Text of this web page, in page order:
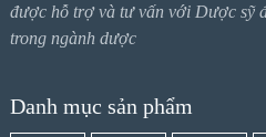
được hỗ trợ và tư vấn với Dược sỹ
trong ngành dược
Danh mục sản phẩm